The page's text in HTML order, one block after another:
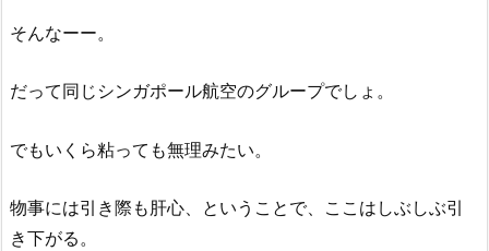
そんなーー。
だって同じシンガポール航空のグループでしょ。
でもいくら粘っても無理みたい。
物事には引き際も肝心、ということで、ここはしぶしぶ引
き下がる。